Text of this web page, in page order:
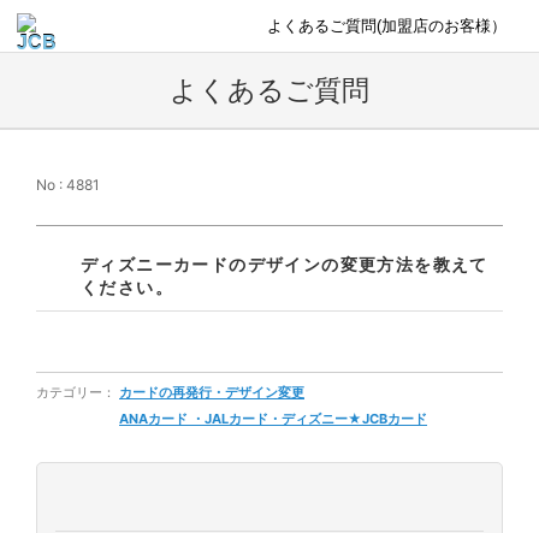
よくあるご質問(加盟店のお客様）
よくあるご質問
No : 4881
ディズニーカードのデザインの変更方法を教えて
ください。
カテゴリー：
カードの再発行・デザイン変更
ANAカード ・JALカード・ディズニー★JCBカード